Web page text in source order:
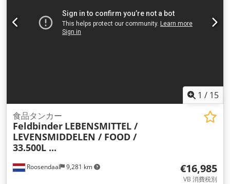
1 / 15
Roosendaal 9,281 km
食品タンカー
Feldbinder LEBENSMITTEL /
LEVENSMIDDELEN / FOOD /
33.500L ...
€16,985
VB 消費税別